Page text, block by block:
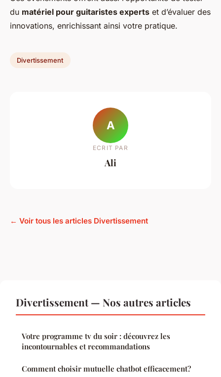
du matériel pour guitaristes experts et d’évaluer des
innovations, enrichissant ainsi votre pratique.
Divertissement
A
ECRIT PAR
Ali
← Voir tous les articles Divertissement
Divertissement — Nos autres articles
Votre programme tv du soir : découvrez les
incontournables et recommandations
Comment choisir mutuelle chatbot efficacement?